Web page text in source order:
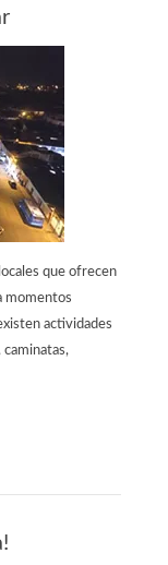
que ofrecen
momentos
actividades